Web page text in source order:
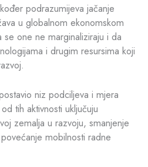
podrazumijeva jačanje
u globalnom ekonomskom
se one ne marginaliziraju i da
i drugim resursima koji
niz podciljeva i mjera
tih aktivnosti uključuju
zemalja u razvoju, smanjenje
mobilnosti radne